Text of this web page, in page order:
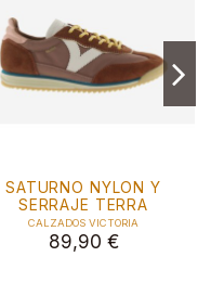
SATURNO NYLON Y
SERRAJE TERRA
CALZADOS VICTORIA
89,90 €